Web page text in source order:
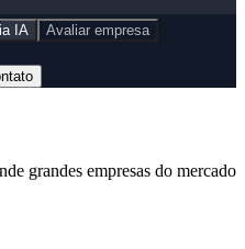
IA
Avaliar empresa
grandes empresas do mercado